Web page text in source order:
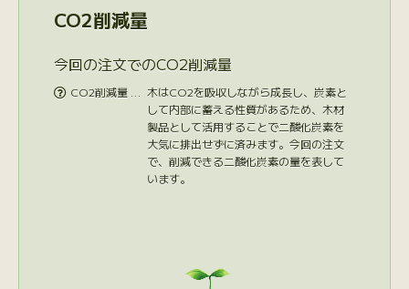
CO2削減量
今回の注文でのCO2削減量
 CO2削減量 …
木はCO2を吸収しながら成長し、炭素と
して内部に蓄える性質があるため、木材
製品として活用することで二酸化炭素を
大気に排出せずに済みます。今回の注文
で、削減できる二酸化炭素の量を表して
います。